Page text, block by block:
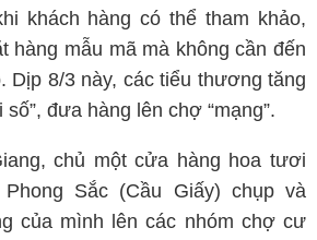
khách hàng có thể tham khảo,
hàng mẫu mã mà không cần đến
Dịp 8/3 này, các tiểu thương tăng
đưa hàng lên chợ “mạng”.
chủ một cửa hàng hoa tươi
Sắc (Cầu Giấy) chụp và
của mình lên các nhóm chợ cư